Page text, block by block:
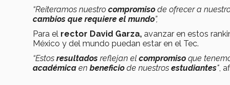
“Reiteramos nuestro compromiso de ofrecer a
cambios que requiere el mundo”,
Para el rector David Garza, avanzar en estos
México y del mundo puedan estar en el Tec.
“Estos resultados reflejan el compromiso que
académica en beneficio de nuestros estudiantes",